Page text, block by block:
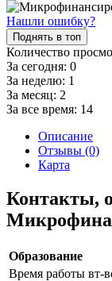
Нашли ошибку?
Поднять в топ
Количество
За сегодня: 0
За неделю: 1
За месяц: 2
За все время: 14
Описание
Отзывы (0)
Карта
Контакты,
Образование
Время работы вт-